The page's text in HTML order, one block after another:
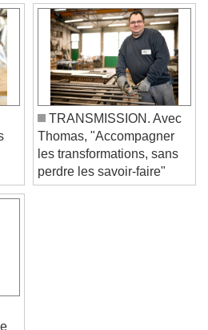
TRANSMISSION. Avec
Thomas, "Accompagner
les transformations, sans
perdre les savoir-faire"